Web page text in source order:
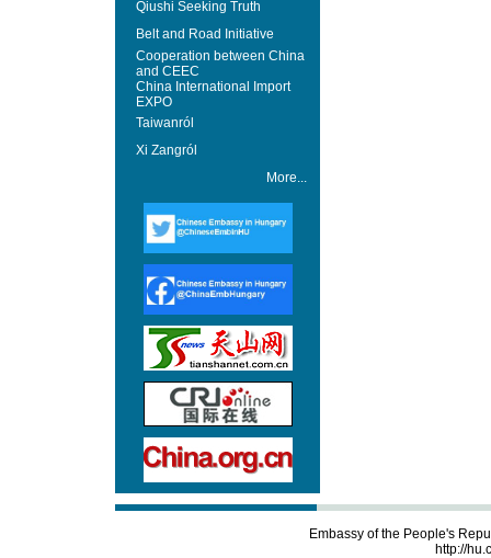
Qiushi Seeking Truth
Belt and Road Initiative
Cooperation between China
and CEEC
China International Import
EXPO
Taiwanról
Xi Zangról
More...
Embassy of the People's
http://